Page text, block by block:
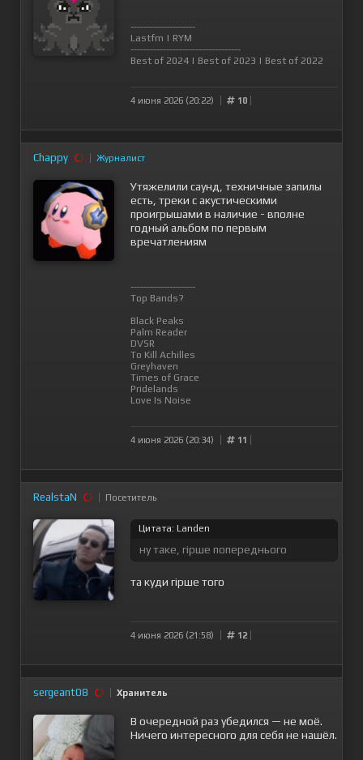
--------------------
Lastfm | RYM
----------------------------------
Best of 2024 | Best of 2023 | Best of 2022
4 июня 2026 (20:22) 10
Chappy Журналист
Утяжелили саунд, техничные запилы
есть, треки с акустическими
проигрышами в наличие - вполне
годный альбом по первым
вречатлениям
--------------------
Top Bands?
Black Peaks
Palm Reader
DVSR
To Kill Achilles
Greyhaven
Times of Grace
Pridelands
Love Is Noise
4 июня 2026 (20:34) 11
RealstaN Посетитель
Цитата: Landen
ну таке, гірше попереднього
та куди гірше того
4 июня 2026 (21:58) 12
sergeant08 Хранитель
В очередной раз убедился — не моё.
Ничего интересного для себя не нашёл.